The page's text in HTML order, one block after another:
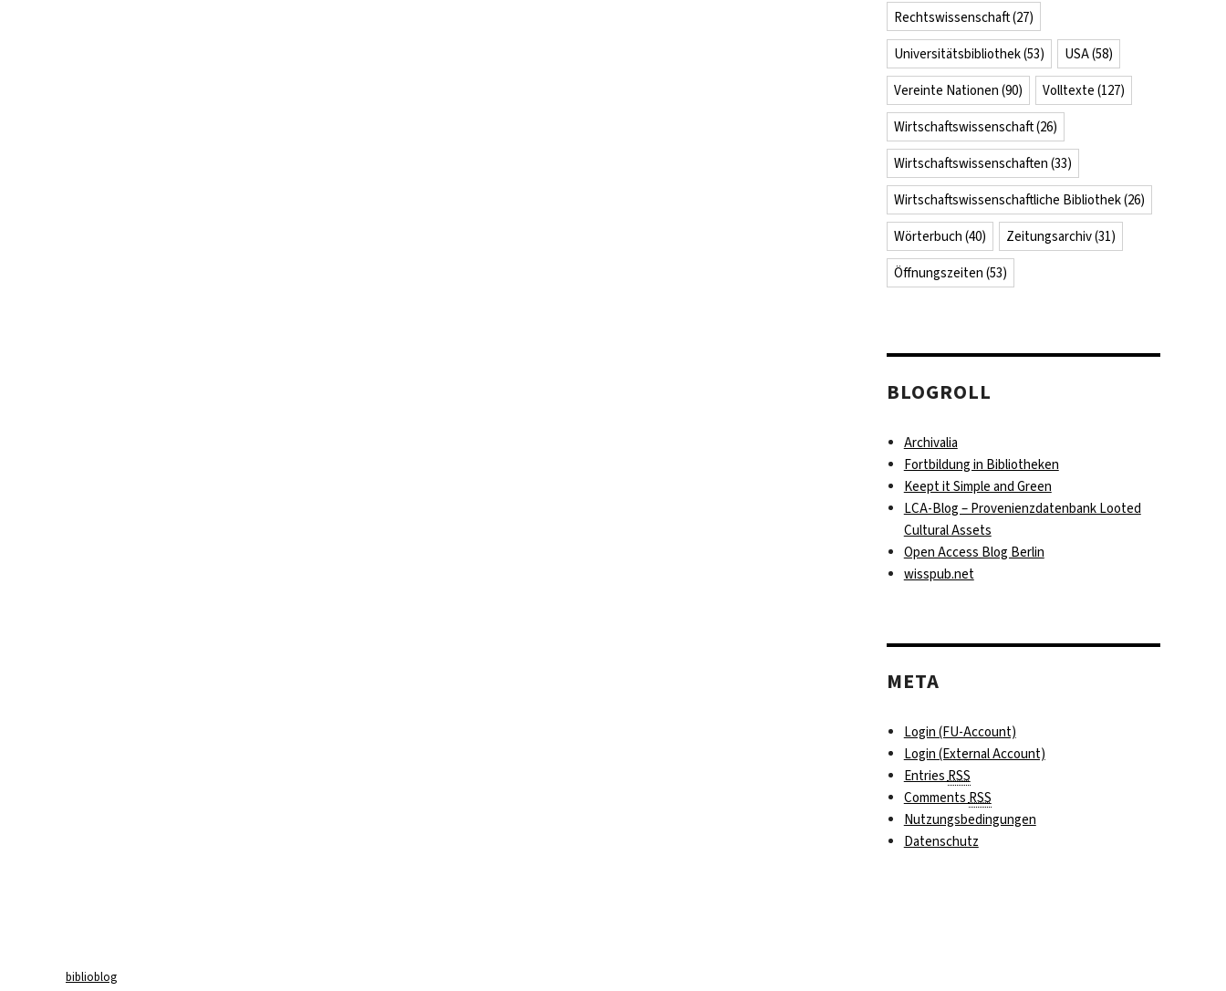
Rechtswissenschaft(27)
Universitätsbibliothek(53) USA(58)
Vereinte Nationen (90) Volltexte (127)
Wirtschaftswissenschaft(26)
Wirtschaftswissenschaften (33)
Wirtschaftswissenschaftliche Bibliothek(26)
Wörterbuch (40) Zeitungsarchiv(31)
Öffnungszeiten (53)
BLOGROLL
Archivalia
Fortbildung in Bibliotheken
Keept it Simple and Green
LCA-Blog – Provenienzdatenbank Looted
Cultural Assets
Open Access Blog Berlin
wisspub.net
META
Login (FU-Account)
Login (External Account)
EntriesRSS
CommentsRSS
Nutzungsbedingungen
Datenschutz
biblioblog